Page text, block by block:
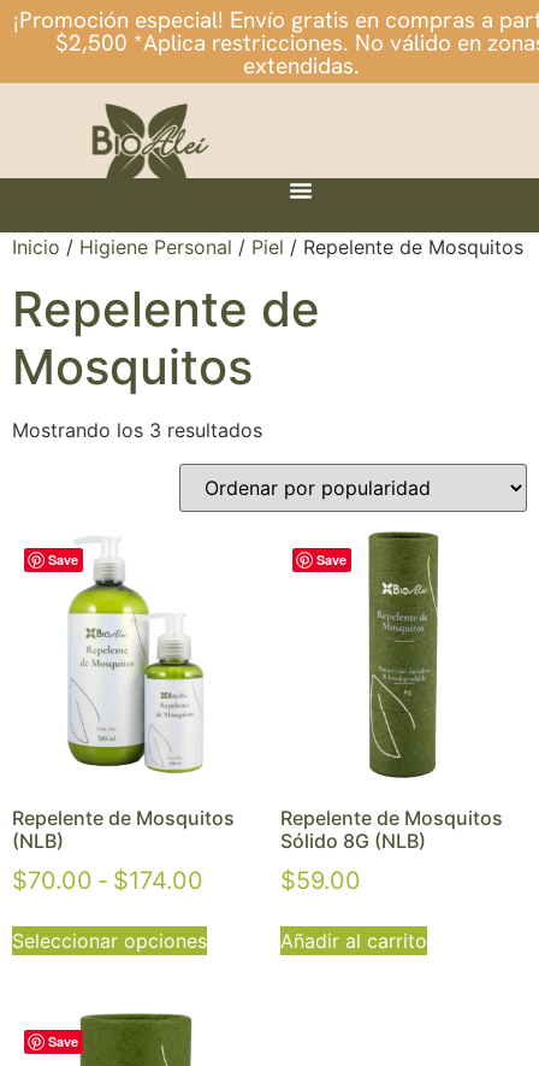
¡Promoción especial! Envío gratis en compras a
$2,500 *Aplica restricciones. No válido en
extendidas.
Inicio / Higiene Personal / Piel / Repelente de Mosquitos
Repelente de
Mosquitos
Mostrando los 3 resultados
Save
Repelente de Mosquitos
(NLB)
$70.00 - $174.00
Seleccionar opciones
Save
Repelente de Mosquitos
Sólido 8G (NLB)
$59.00
Añadir al carrito
Save